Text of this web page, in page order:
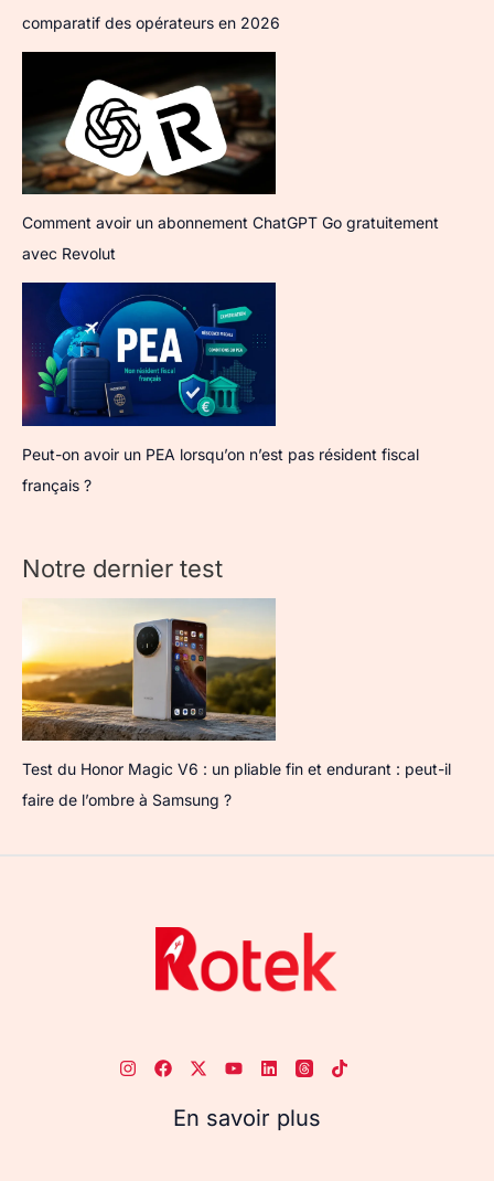
comparatif des opérateurs en 2026
Comment avoir un abonnement ChatGPT Go gratuitement
avec Revolut
Peut-on avoir un PEA lorsqu’on n’est pas résident fiscal
français ?
Notre dernier test
Test du Honor Magic V6 : un pliable fin et endurant : peut-il
faire de l’ombre à Samsung ?
En savoir plus